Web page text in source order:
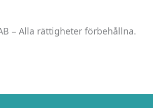
– Alla rättigheter förbehållna.